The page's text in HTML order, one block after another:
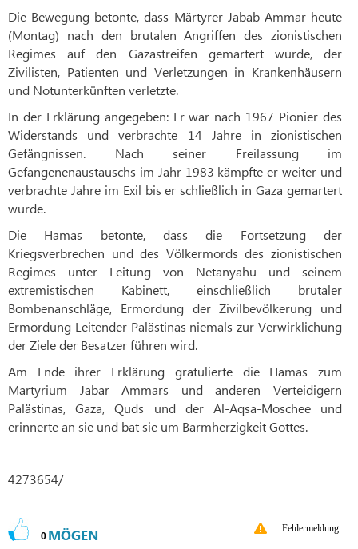
Die Bewegung betonte, dass Märtyrer Jabab Ammar heute
(Montag) nach den brutalen Angriffen des zionistischen
Regimes auf den Gazastreifen gemartert wurde, der
Zivilisten, Patienten und Verletzungen in Krankenhäusern
und Notunterkünften verletzte.
In der Erklärung angegeben: Er war nach 1967 Pionier des
Widerstands und verbrachte 14 Jahre in zionistischen
Gefängnissen. Nach seiner Freilassung im
Gefangenenaustauschs im Jahr 1983 kämpfte er weiter und
verbrachte Jahre im Exil bis er schließlich in Gaza gemartert
wurde.
Die Hamas betonte, dass die Fortsetzung der
Kriegsverbrechen und des Völkermords des zionistischen
Regimes unter Leitung von Netanyahu und seinem
extremistischen Kabinett, einschließlich brutaler
Bombenanschläge, Ermordung der Zivilbevölkerung und
Ermordung Leitender Palästinas niemals zur Verwirklichung
der Ziele der Besatzer führen wird.
Am Ende ihrer Erklärung gratulierte die Hamas zum
Martyrium Jabar Ammars und anderen Verteidigern
Palästinas, Gaza, Quds und der Al-Aqsa-Moschee und
erinnerte an sie und bat sie um Barmherzigkeit Gottes.
4273654/
0 MÖGEN Fehlermeldung